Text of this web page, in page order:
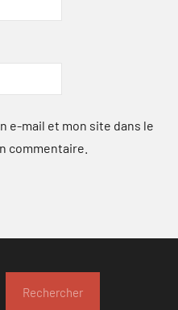
e-mail et mon site dans le
commentaire.
Rechercher